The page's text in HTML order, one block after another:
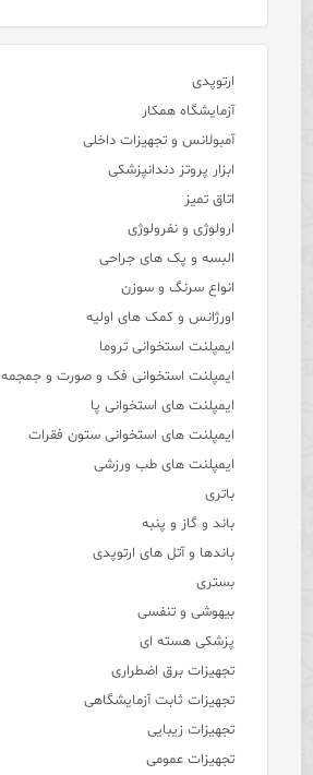
ارتوپدی
آزمایشگاه همکار
آمبولانس و تجهیزات داخلی
ابزار پروتز دندانپزشکی
اتاق تمیز
ارولوژی و نفرولوژی
البسه و پک های جراحی
انواع سرنگ و سوزن
اورژانس و کمک های اولیه
ایمپلنت استخوانی تروما
ایمپلنت استخوانی فک و صورت و جمجمه
ایمپلنت های استخوانی پا
ایمپلنت های استخوانی ستون فقرات
ایمپلنت های طب ورزشی
باتری
باند و گاز و پنبه
باندها و آتل های ارتوپدی
بستری
بیهوشی و تنفسی
پزشکی هسته ای
تجهیزات برق اضطراری
تجهیزات ثابت آزمایشگاهی
تجهیزات زیبایی
تجهیزات عمومی